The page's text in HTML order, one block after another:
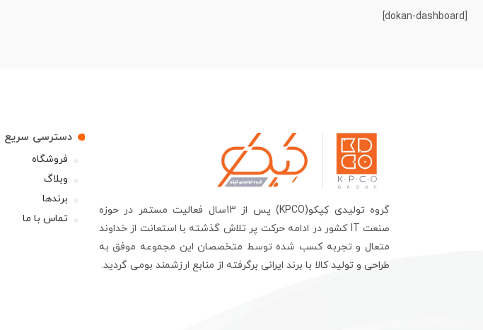
[dokan-dashboard]
گروه تولیدی کِپکو(KPCO) پس از 13سال فعالیت مستمر در حوزه
صنعت IT کشور در ادامه حرکت پر تلاش گذشته با استعانت از خداوند
متعال و تجربه کسب شده توسط متخصصان این مجموعه موفق به
طراحی و تولید کالا با برند ایرانی برگرفته از منابع ارزشمند بومی گردید.
دسترسی سریع
فروشگاه
وبلاگ
برندها
تماس با ما